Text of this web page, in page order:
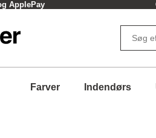
ApplePay
Farver Indendørs